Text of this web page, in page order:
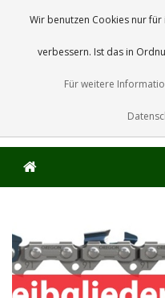
Wir benutzen Cookies nur
verbessern. Ist das in
Für weitere